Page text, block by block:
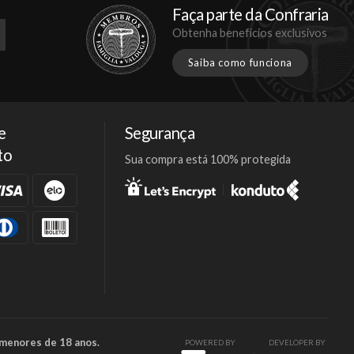
Faça parte da Confraria
Obtenha benefícios exclusivos
Saiba como funciona
Segurança
Sua compra está 100% protegida
de 18 anos. POWERED BY DEVELOPER BY